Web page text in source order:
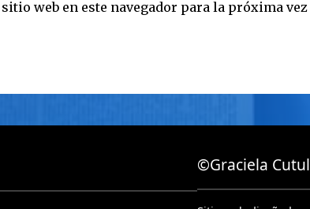
web en este navegador para la próxima
©Graciela